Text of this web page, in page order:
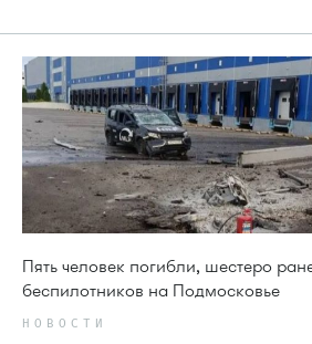
Пять человек погибли, шестеро
беспилотников на Подмосковье
НОВОСТИ